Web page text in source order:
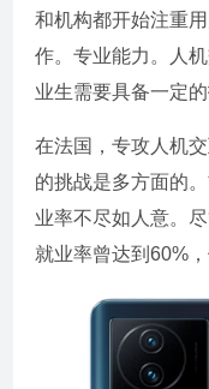
和机构都开始注重
作。专业能力。人
业生需要具备一定
在法国，专攻人机
的挑战是多方面的
业率不尽如人意。
就业率曾达到60%